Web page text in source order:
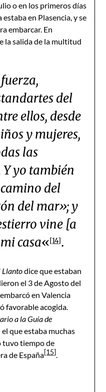
o en los primeros días
en Plasencia, y se
embarcar. En
la salida de la multitud
del
ellos, desde
y mujeres,
las
Y yo también
del
del mar»; y
vine [a
casa«[14].
Llantodice que estaban
el 3 de Agosto del
en Valencia
favorable acogida.
a la Guía de
que estaba muchas
tuvo tiempo de
de España[15].